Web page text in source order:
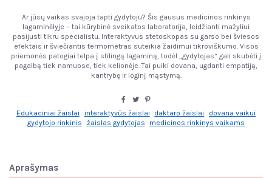
Ar jūsų vaikas svajoja tapti gydytoju? Šis gausus medicinos rinkinys
lagaminėlyje – tai kūrybinė sveikatos laboratorija, leidžianti mažyliui
pasijusti tikru specialistu. Interaktyvus stetoskopas su garso bei šviesos
efektais ir šviečiantis termometras suteikia žaidimui tikroviškumo. Visos
priemonės patogiai telpa į stilingą lagaminą, todėl „gydytojas“ gali skubėti į
pagalbą tiek namuose, tiek kelionėje. Tai puiki dovana, ugdanti empatiją,
kantrybę ir loginį mąstymą.
Edukaciniai žaislai interaktyvūs žaislai daktaro žaislai
dovana vaikui
gydytojo rinkinis
žaislas gydytojas medicinos rinkinys vaikams
Aprašymas